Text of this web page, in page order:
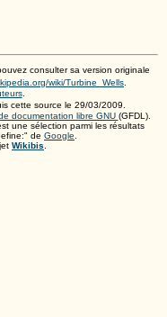
consulter sa version originale
wiki/Turbine_Wells
.
cette source le 29/03/2009
documentation libre GNU (GFDL).
une sélection parmi les résultats
de Google
Wikibis